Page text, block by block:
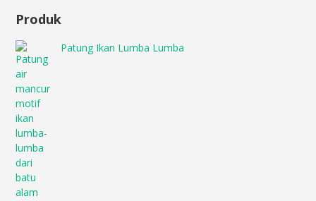
Produk
Patung Ikan Lumba Lumba